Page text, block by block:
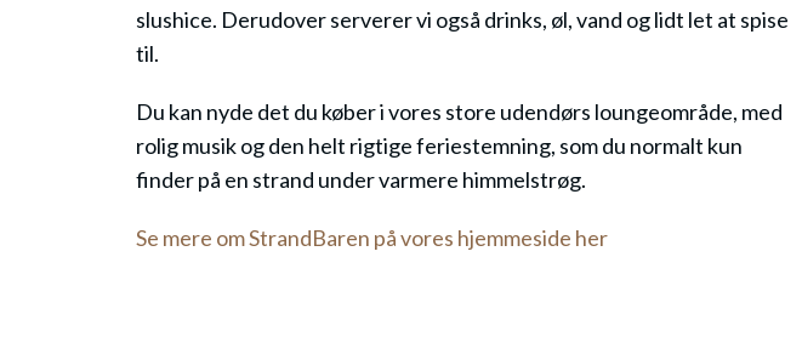
slushice. Derudover serverer vi også drinks, øl, vand og lidt let at spise
til.
Du kan nyde det du køber i vores store udendørs loungeområde, med
rolig musik og den helt rigtige feriestemning, som du normalt kun
finder på en strand under varmere himmelstrøg.
Se mere om StrandBaren på vores hjemmeside her